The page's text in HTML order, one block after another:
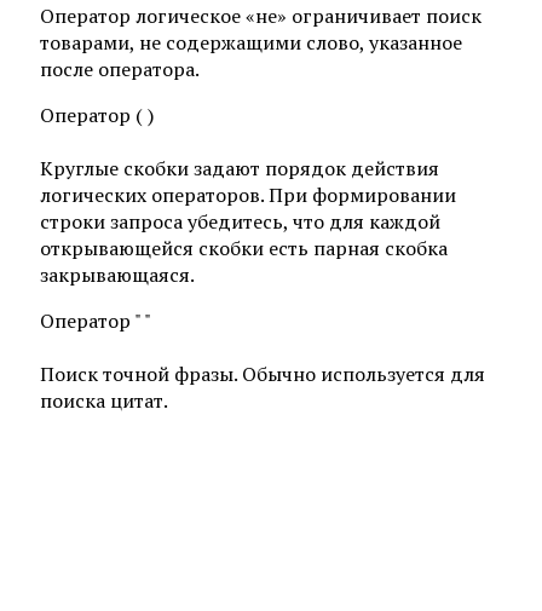
Оператор логическое «не» ограничивает поиск
товарами, не содержащими слово, указанное
после оператора.
Оператор ( )
Круглые скобки задают порядок действия
логических операторов. При формировании
строки запроса убедитесь, что для каждой
открывающейся скобки есть парная скобка
закрывающаяся.
Оператор " "
Поиск точной фразы. Обычно используется для
поиска цитат.